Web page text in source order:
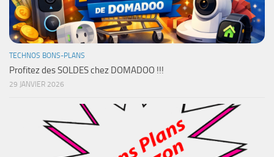
TECHNOS BONS-PLANS
Profitez des SOLDES chez DOMADOO !!!
29 JANVIER 2026